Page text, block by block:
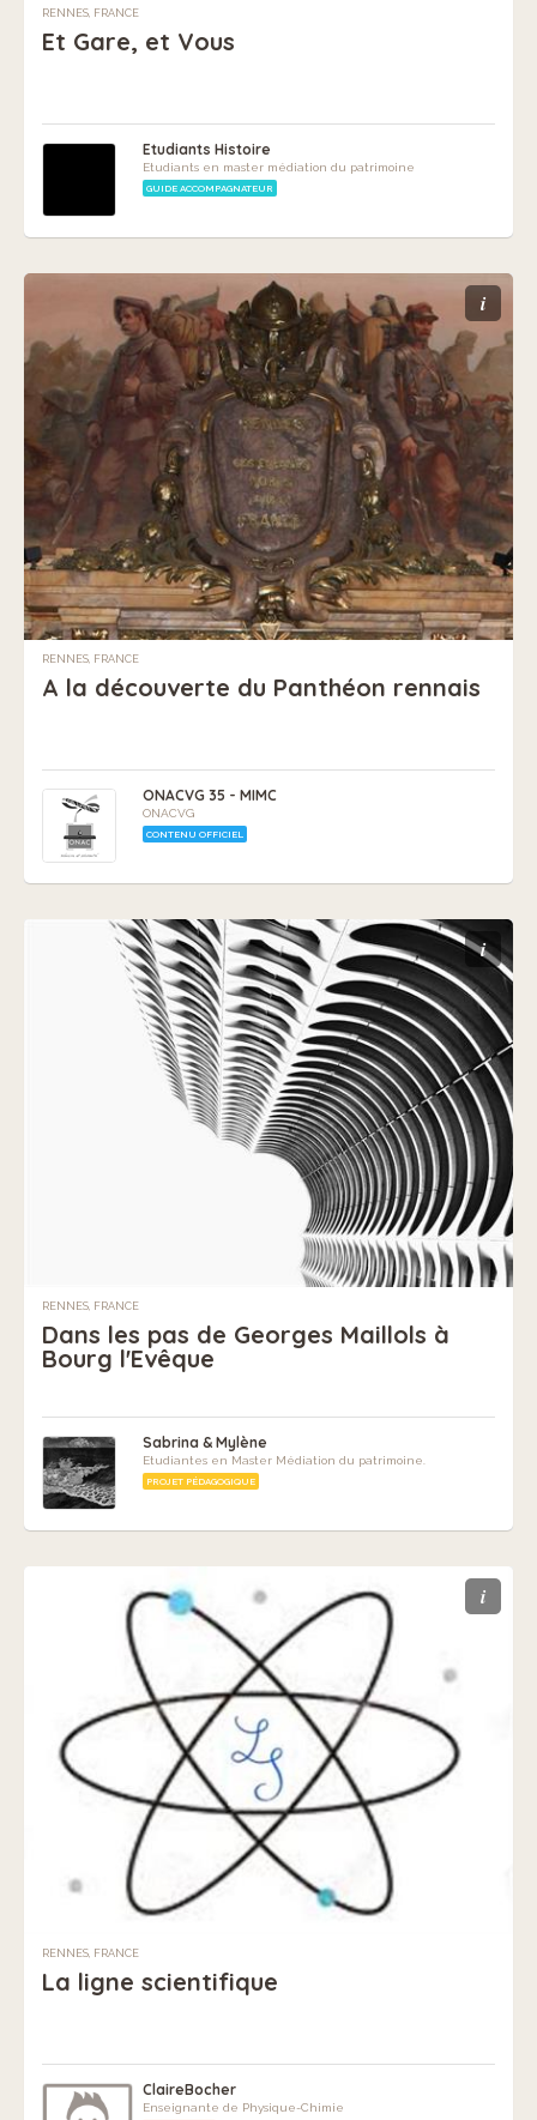
RENNES, FRANCE
Et Gare, et Vous
Etudiants Histoire
Etudiants en master médiation du patrimoine
GUIDE ACCOMPAGNATEUR
i
RENNES, FRANCE
A la découverte du Panthéon rennais
ONACVG 35 - MIMC
ONACVG
CONTENU OFFICIEL
i
RENNES, FRANCE
Dans les pas de Georges Maillols à
Bourg l'Evêque
Sabrina & Mylène
Etudiantes en Master Médiation du patrimoine.
PROJET PÉDAGOGIQUE
i
RENNES, FRANCE
La ligne scientifique
ClaireBocher
Enseignante de Physique-Chimie